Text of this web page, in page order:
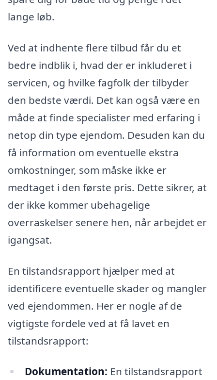
lange løb.
Ved at indhente flere tilbud får du et
bedre indblik i, hvad der er inkluderet i
servicen, og hvilke fagfolk der tilbyder
den bedste værdi. Det kan også være en
måde at finde specialister med erfaring i
netop din type ejendom. Desuden kan du
få information om eventuelle ekstra
omkostninger, som måske ikke er
medtaget i den første pris. Dette sikrer, at
der ikke kommer ubehagelige
overraskelser senere hen, når arbejdet er
igangsat.
En tilstandsrapport hjælper med at
identificere eventuelle skader og mangler
ved ejendommen. Her er nogle af de
vigtigste fordele ved at få lavet en
tilstandsrapport:
Dokumentation: En tilstandsrapport